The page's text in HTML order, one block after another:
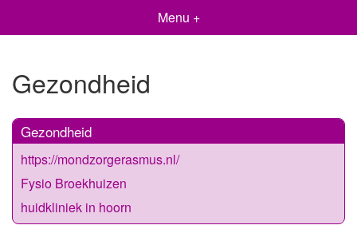
Menu +
Gezondheid
Gezondheid
https://mondzorgerasmus.nl/
Fysio Broekhuizen
huidkliniek in hoorn